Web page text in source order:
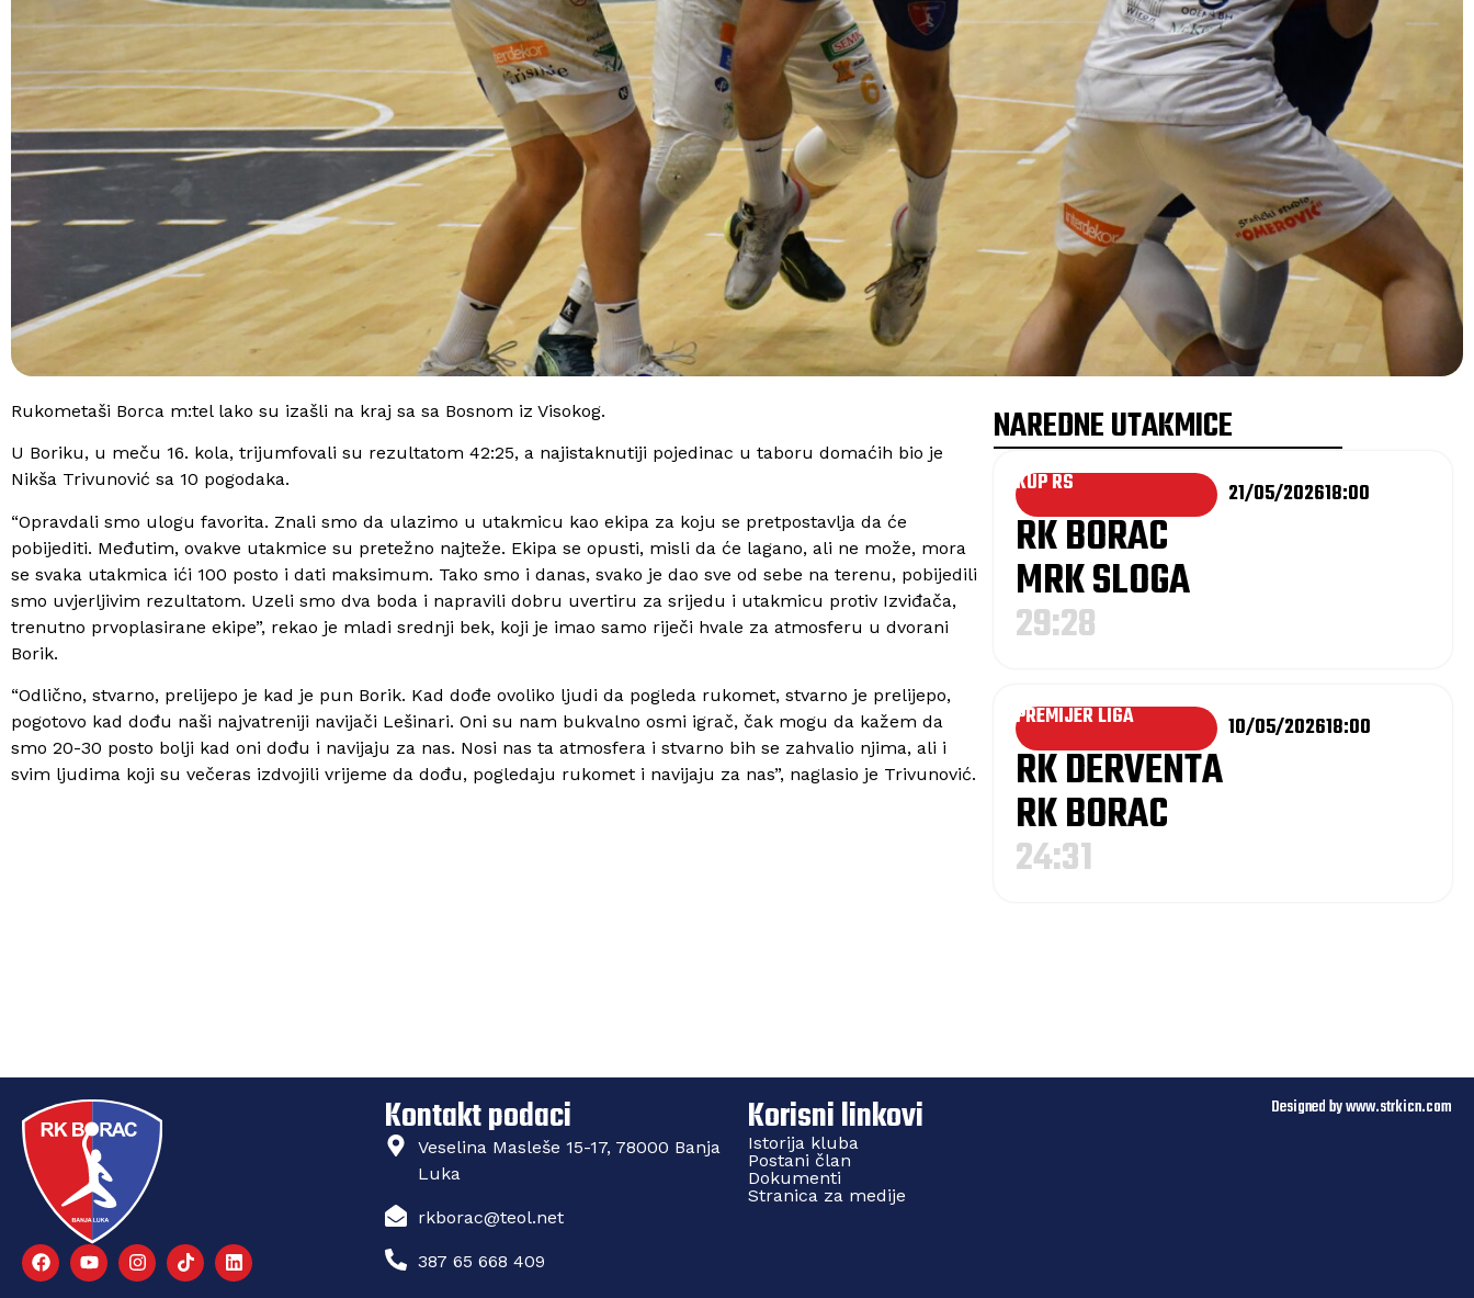
Rukometaši Borca m:tel lako su izašli na kraj sa sa Bosnom iz Visokog.
U Boriku, u meču 16. kola, trijumfovali su rezultatom 42:25, a najistaknutiji pojedinac u taboru domaćih bio je
Nikša Trivunović sa 10 pogodaka.
“Opravdali smo ulogu favorita. Znali smo da ulazimo u utakmicu kao ekipa za koju se pretpostavlja da će
pobijediti. Međutim, ovakve utakmice su pretežno najteže. Ekipa se opusti, misli da će lagano, ali ne može, mora
se svaka utakmica ići 100 posto i dati maksimum. Tako smo i danas, svako je dao sve od sebe na terenu, pobijedili
smo uvjerljivim rezultatom. Uzeli smo dva boda i napravili dobru uvertiru za srijedu i utakmicu protiv Izviđača,
trenutno prvoplasirane ekipe”, rekao je mladi srednji bek, koji je imao samo riječi hvale za atmosferu u dvorani
Borik.
“Odlično, stvarno, prelijepo je kad je pun Borik. Kad dođe ovoliko ljudi da pogleda rukomet, stvarno je prelijepo,
pogotovo kad dođu naši najvatreniji navijači Lešinari. Oni su nam bukvalno osmi igrač, čak mogu da kažem da
smo 20-30 posto bolji kad oni dođu i navijaju za nas. Nosi nas ta atmosfera i stvarno bih se zahvalio njima, ali i
svim ljudima koji su večeras izdvojili vrijeme da dođu, pogledaju rukomet i navijaju za nas”, naglasio je Trivunović.
NAREDNE UTAKMICE
KUP RS 21/05/202618:00
RK BORAC
MRK SLOGA
29:28
PREMIJER LIGA 10/05/202618:00
RK DERVENTA
RK BORAC
24:31
Kontakt podaci
Veselina Masleše 15-17, 78000 Banja
Luka
rkborac@teol.net
387 65 668 409
Korisni linkovi
Istorija kluba
Postani član
Dokumenti
Stranica za medije
Designed by www.strkicn.com​